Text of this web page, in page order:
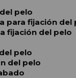
pelo
para fijación del
fijación del pelo
pelo
del pelo